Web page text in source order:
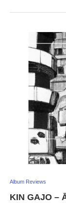
Album Reviews
KIN GAJO –